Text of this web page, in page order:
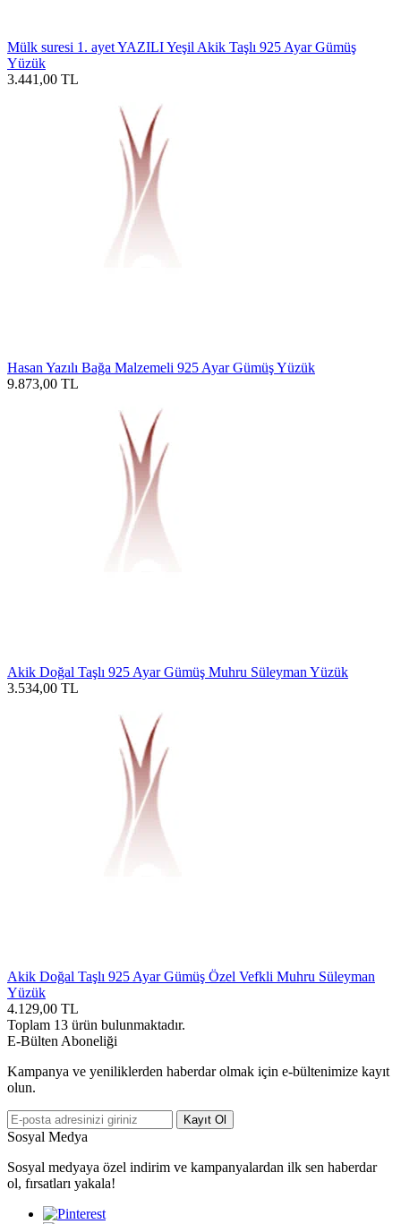
Mülk suresi 1. ayet YAZILI Yeşil Akik Taşlı 925 Ayar Gümüş
Yüzük
3.441,00 TL
Hasan Yazılı Bağa Malzemeli 925 Ayar Gümüş Yüzük
9.873,00 TL
Akik Doğal Taşlı 925 Ayar Gümüş Muhru Süleyman Yüzük
3.534,00 TL
Akik Doğal Taşlı 925 Ayar Gümüş Özel Vefkli Muhru Süleyman
Yüzük
4.129,00 TL
Toplam 13 ürün bulunmaktadır.
E-Bülten Aboneliği
Kampanya ve yeniliklerden haberdar olmak için e-bültenimize kayıt
olun.
Kayıt Ol
Sosyal Medya
Sosyal medyaya özel indirim ve kampanyalardan ilk sen haberdar
ol, fırsatları yakala!